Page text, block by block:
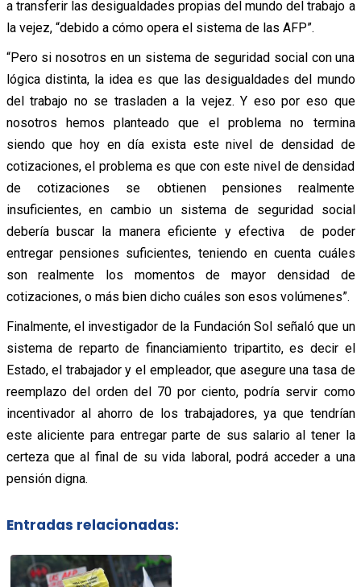
a transferir las desigualdades propias del mundo del trabajo a
la vejez, “debido a cómo opera el sistema de las AFP”.
“Pero si nosotros en un sistema de seguridad social con una
lógica distinta, la idea es que las desigualdades del mundo
del trabajo no se trasladen a la vejez. Y eso por eso que
nosotros hemos planteado que el problema no termina
siendo que hoy en día exista este nivel de densidad de
cotizaciones, el problema es que con este nivel de densidad
de cotizaciones se obtienen pensiones realmente
insuficientes, en cambio un sistema de seguridad social
debería buscar la manera eficiente y efectiva de poder
entregar pensiones suficientes, teniendo en cuenta cuáles
son realmente los momentos de mayor densidad de
cotizaciones, o más bien dicho cuáles son esos volúmenes”.
Finalmente, el investigador de la Fundación Sol señaló que un
sistema de reparto de financiamiento tripartito, es decir el
Estado, el trabajador y el empleador, que asegure una tasa de
reemplazo del orden del 70 por ciento, podría servir como
incentivador al ahorro de los trabajadores, ya que tendrían
este aliciente para entregar parte de sus salario al tener la
certeza que al final de su vida laboral, podrá acceder a una
pensión digna.
Entradas relacionadas: